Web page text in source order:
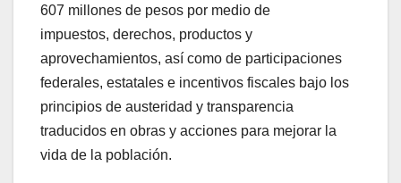
607 millones de pesos por medio de
impuestos, derechos, productos y
aprovechamientos, así como de participaciones
federales, estatales e incentivos fiscales bajo los
principios de austeridad y transparencia
traducidos en obras y acciones para mejorar la
vida de la población.